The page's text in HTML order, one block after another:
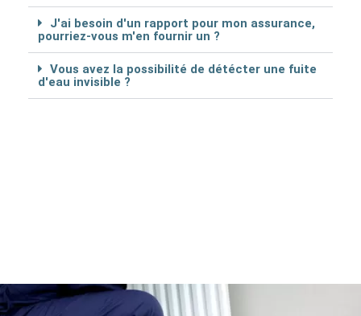
J'ai besoin d'un rapport pour mon assurance,
pourriez-vous m'en fournir un ?
Vous avez la possibilité de détécter une fuite
d'eau invisible ?